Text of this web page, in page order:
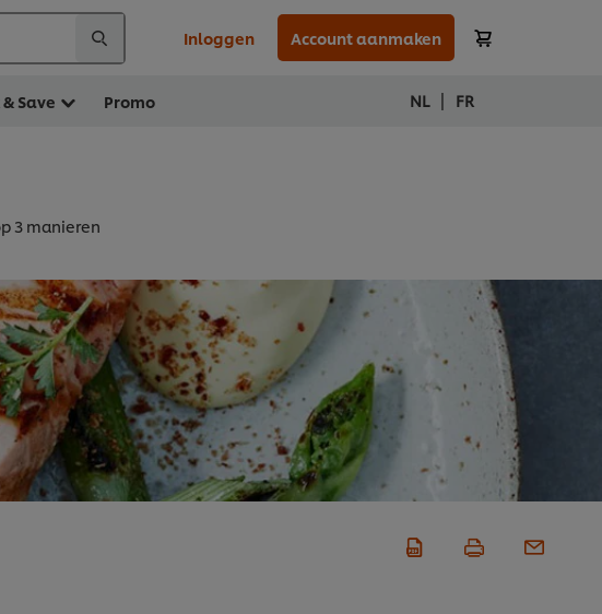
Inloggen Account aanmaken
Save Promo NL | FR
3 manieren